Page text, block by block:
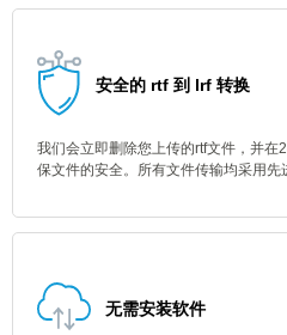
安全的 rtf 到 lrf 转换
我们会立即删除您上传的rtf文件，并在
保文件的安全。所有文件传输均采用先
无需安装软件